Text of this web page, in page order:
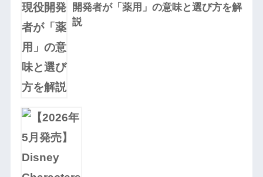
開発者が「薬用」の意味と選び方を解
説